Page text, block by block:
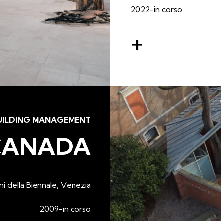
2022-in corso
+
MANAGEMENT
della Biennale, Venezia
2009-in corso